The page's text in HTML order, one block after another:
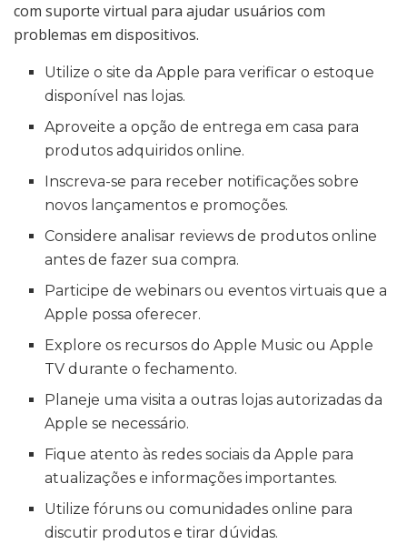
com suporte virtual para ajudar usuários com
problemas em dispositivos.
Utilize o site da Apple para verificar o estoque
disponível nas lojas.
Aproveite a opção de entrega em casa para
produtos adquiridos online.
Inscreva-se para receber notificações sobre
novos lançamentos e promoções.
Considere analisar reviews de produtos online
antes de fazer sua compra.
Participe de webinars ou eventos virtuais que a
Apple possa oferecer.
Explore os recursos do Apple Music ou Apple
TV durante o fechamento.
Planeje uma visita a outras lojas autorizadas da
Apple se necessário.
Fique atento às redes sociais da Apple para
atualizações e informações importantes.
Utilize fóruns ou comunidades online para
discutir produtos e tirar dúvidas.